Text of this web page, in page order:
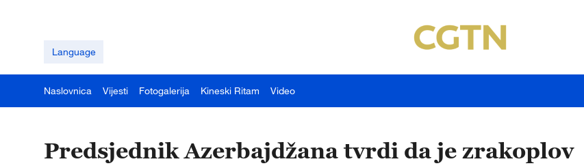
Language
Naslovnica Vijesti Fotogalerija Kineski Ritam Video
Predsjednik Azerbajdžana tvrdi da je zrakoplov